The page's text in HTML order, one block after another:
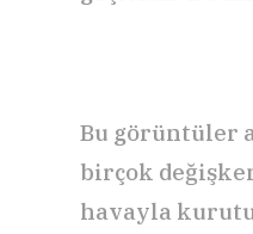
Bu görüntüler
birçok
havayla